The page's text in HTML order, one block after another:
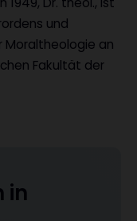
und
Moraltheologie an
Fakultät der
in